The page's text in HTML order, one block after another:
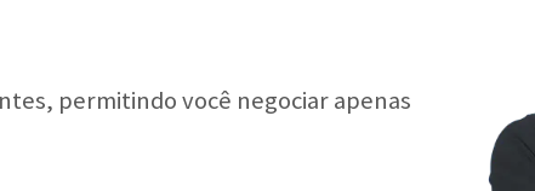
permitindo você negociar apenas